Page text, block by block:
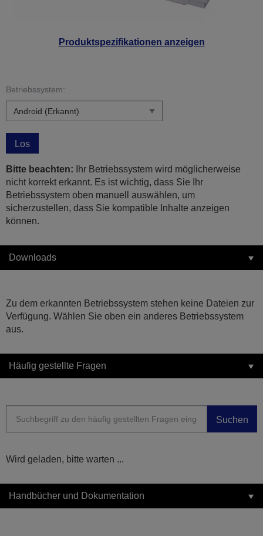
Produktspezifikationen anzeigen
Betriebssystem:
Los
Bitte beachten: Ihr Betriebssystem wird möglicherweise
nicht korrekt erkannt. Es ist wichtig, dass Sie Ihr
Betriebssystem oben manuell auswählen, um
sicherzustellen, dass Sie kompatible Inhalte anzeigen
können.
Downloads
Zu dem erkannten Betriebssystem stehen keine Dateien zur
Verfügung. Wählen Sie oben ein anderes Betriebssystem
aus.
Häufig gestellte Fragen
Suchen
Wird geladen, bitte warten ...
Handbücher und Dokumentation